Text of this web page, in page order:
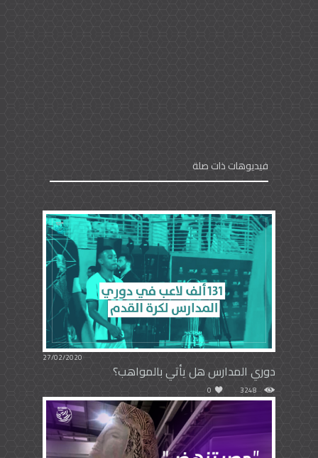
فيديوهات ذات صلة
27/02/2020
دوري المدارس هل يأتي بالمواهب؟
3248
0